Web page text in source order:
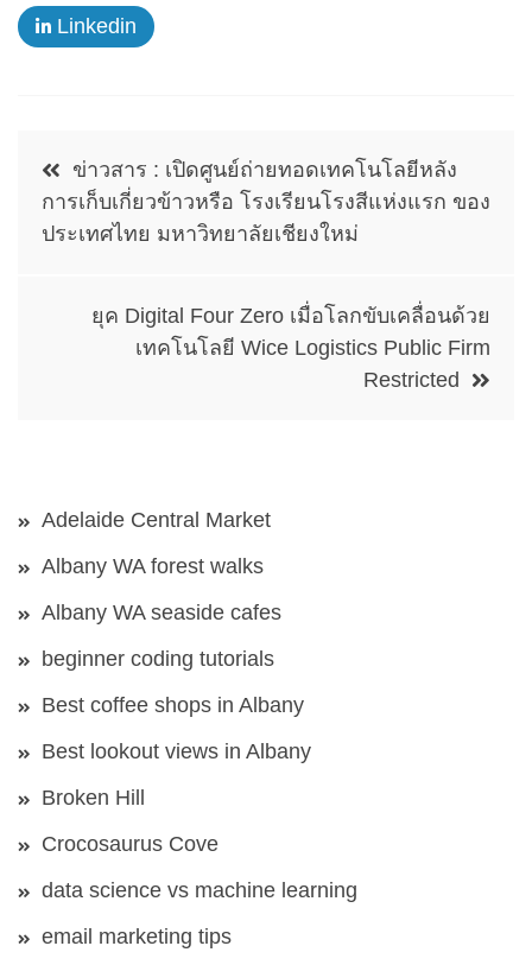
Linkedin
navigation
ข่าวสาร : เปิดศูนย์ถ่ายทอดเทคโนโลยีหลัง
การเก็บเกี่ยวข้าวหรือ โรงเรียนโรงสีแห่งแรก ของ
ประเทศไทย มหาวิทยาลัยเชียงใหม่
ยุค Digital Four Zero เมื่อโลกขับเคลื่อนด้วย
เทคโนโลยี Wice Logistics Public Firm
Restricted
Adelaide Central Market
Albany WA forest walks
Albany WA seaside cafes
beginner coding tutorials
Best coffee shops in Albany
Best lookout views in Albany
Broken Hill
Crocosaurus Cove
data science vs machine learning
email marketing tips